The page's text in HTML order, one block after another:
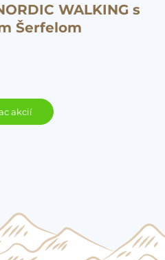
WALKING s
Šerfelom
akcií